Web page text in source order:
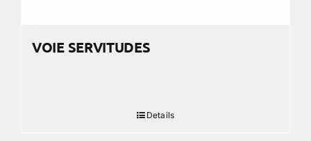
VOIE SERVITUDES
Details